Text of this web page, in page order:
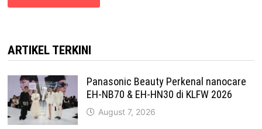
ARTIKEL TERKINI
Panasonic Beauty Perkenal nanocare
EH-NB70 & EH-HN30 di KLFW 2026
August 7, 2026